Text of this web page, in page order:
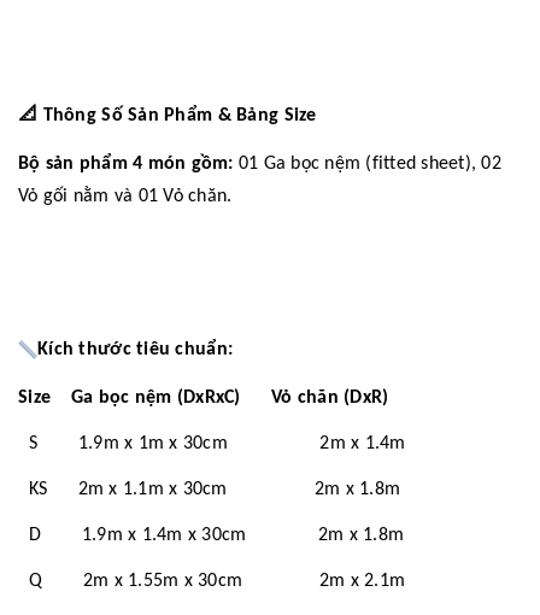
📐 Thông Số Sản Phẩm & Bảng Size
Bộ sản phẩm 4 món gồm: 01 Ga bọc nệm (fitted sheet), 02
Vỏ gối nằm và 01 Vỏ chăn.
Kích thước tiêu chuẩn:
Size Ga bọc nệm (DxRxC) Vỏ chăn (DxR)
S 1.9m x 1m x 30cm 2m x 1.4m
KS 2m x 1.1m x 30cm 2m x 1.8m
D 1.9m x 1.4m x 30cm 2m x 1.8m
Q 2m x 1.55m x 30cm 2m x 2.1m